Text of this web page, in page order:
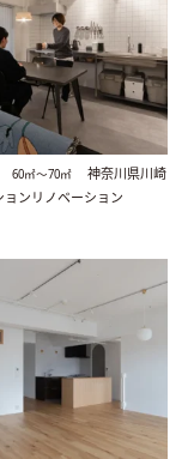
60㎡〜70㎡
神奈川県川崎
ョンリノベーション